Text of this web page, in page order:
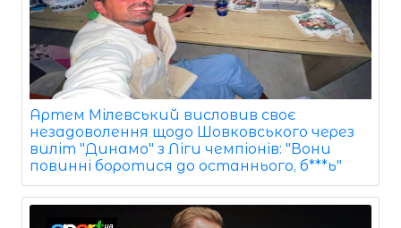
Артем Мілевський висловив своє
незадоволення щодо Шовковського через
виліт "Динамо" з Ліги чемпіонів: "Вони
повинні боротися до останнього, б***ь"